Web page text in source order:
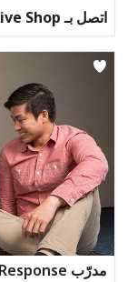
اتصل بـ Dive Shop لمعرفة السعر
مدرّب Emergency First Response